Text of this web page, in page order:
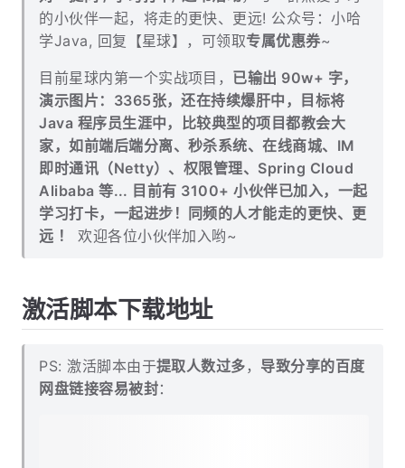
的小伙伴一起，将走的更快、更远! 公众号：小哈
学Java, 回复【星球】，可领取专属优惠券~
目前星球内第一个实战项目， 已输出 90w+ 字，
演示图片：3365张，还在持续爆肝中，目标将
Java 程序员生涯中，比较典型的项目都教会大
家，如前端后端分离、秒杀系统、在线商城、IM
即时通讯（Netty）、权限管理、Spring Cloud
Alibaba 等... 目前有 3100+ 小伙伴已加入，一起
学习打卡，一起进步！同频的人才能走的更快、更
远 ！
欢迎各位小伙伴加入哟~
激活脚本下载地址
PS: 激活脚本由于提取人数过多 ， 导致分享的百度
网盘链接容易被封：